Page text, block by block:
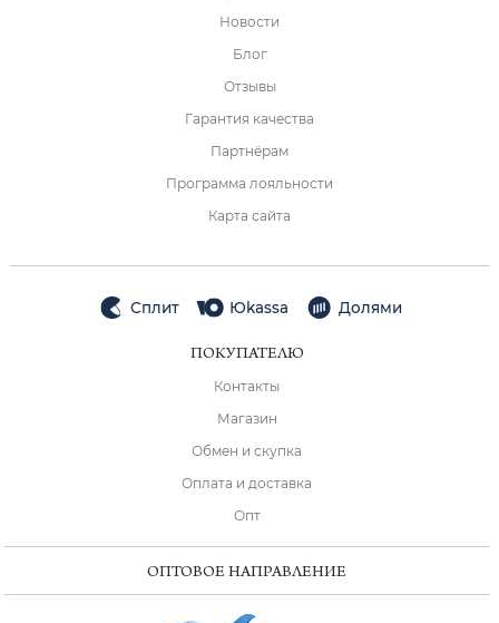
Новости
Блог
Отзывы
Гарантия качества
Партнёрам
Программа лояльности
Карта сайта
Сплит Юkassa Долями
ПОКУПАТЕЛЮ
Контакты
Магазин
Обмен и скупка
Оплата и доставка
Опт
ОПТОВОЕ НАПРАВЛЕНИЕ